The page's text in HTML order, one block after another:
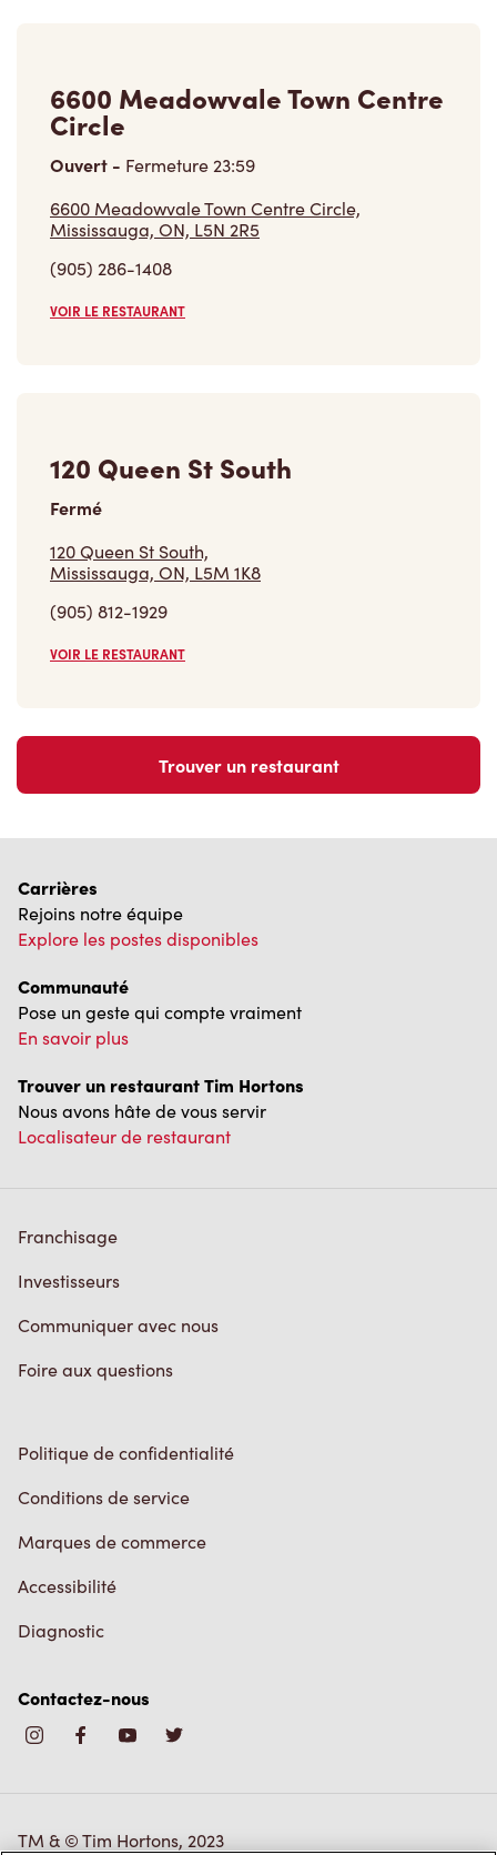
6600 Meadowvale Town Centre
Circle
Ouvert - Fermeture23:59
6600 Meadowvale Town Centre Circle,
Mississauga, ON, L5N 2R5
(905) 286-1408
VOIR LE RESTAURANT
120 Queen St South
Fermé
120 Queen St South,
Mississauga, ON, L5M 1K8
(905) 812-1929
VOIR LE RESTAURANT
Trouver un restaurant
Carrières
Rejoins notre équipe
Explore les postes disponibles
Communauté
Pose un geste qui compte vraiment
En savoir plus
Trouver un restaurant Tim Hortons
Nous avons hâte de vous servir
Localisateur de restaurant
Franchisage
Investisseurs
Communiquer avec nous
Foire aux questions
Politique de confidentialité
Conditions de service
Marques de commerce
Accessibilité
Diagnostic
Contactez-nous
TM & © Tim Hortons, 2023